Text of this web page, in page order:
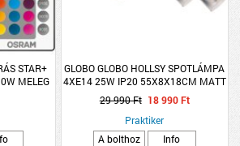
STAR+
MELEG
GLOBO GLOBO HOLLSY SPOTLÁMPA
4XE14 25W IP20 55X8X18CM MATT
FEKETE-ARANY, FÜSTSZÍNŰ BÚRA
29 990 Ft 18 990 Ft
Praktiker
A bolthoz
Info